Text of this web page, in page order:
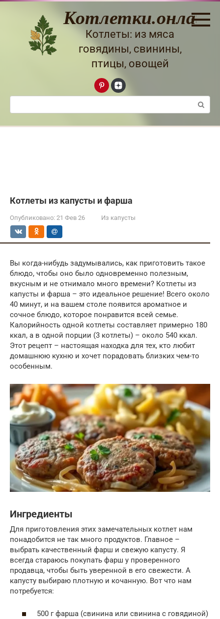
Перейти
Котлетки.онлайн
Котлеты: из мяса
говядины, свинины,
птицы, овощей
Поиск:
Котлеты из капусты и фарша
Опубликовано: 21 Фев 26 Из капусты
Вы когда-нибудь задумывались, как приготовить такое
блюдо, чтобы оно было одновременно полезным,
вкусным и не отнимало много времени? Котлеты из
капусты и фарша – это идеальное решение! Всего около
40 минут, и на вашем столе появится ароматное и
сочное блюдо, которое понравится всей семье.
Калорийность одной котлеты составляет примерно 180
ккал, а в одной порции (3 котлеты) – около 540 ккал.
Этот рецепт – настоящая находка для тех, кто любит
домашнюю кухню и хочет порадовать близких чем-то
особенным.
Ингредиенты
Для приготовления этих замечательных котлет нам
понадобится не так много продуктов. Главное –
выбрать качественный фарш и свежую капусту. Я
всегда стараюсь покупать фарш у проверенного
продавца, чтобы быть уверенной в его свежести. А
капусту выбираю плотную и кочанную. Вот что нам
потребуется:
500 г фарша (свинина или свинина с говядиной)